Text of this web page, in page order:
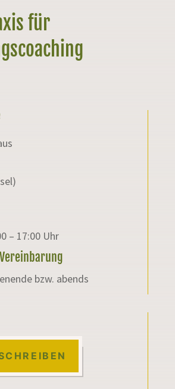
für
– 17:00 Uhr
bzw. abends